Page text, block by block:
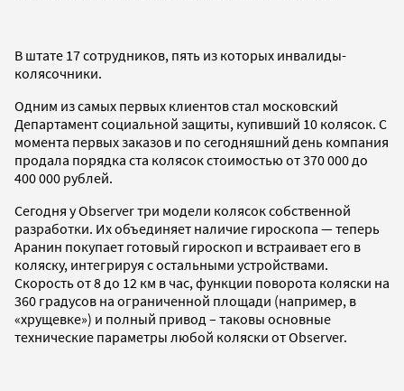
В штате 17 сотрудников, пять из которых инвалиды-
колясочники.
Одним из самых первых клиентов стал московский
Департамент социальной защиты, купивший 10 колясок. С
момента первых заказов и по сегодняшний день компания
продала порядка ста колясок стоимостью от 370 000 до
400 000 рублей.
Сегодня у Observer три модели колясок собственной
разработки. Их объединяет наличие гироскопа — теперь
Аранин покупает готовый гироскоп и встраивает его в
коляску, интегрируя с остальными устройствами.
Скорость от 8 до 12 км в час, функции поворота коляски на
360 градусов на ограниченной площади (например, в
«хрущевке») и полный привод – таковы основные
технические параметры любой коляски от Observer.